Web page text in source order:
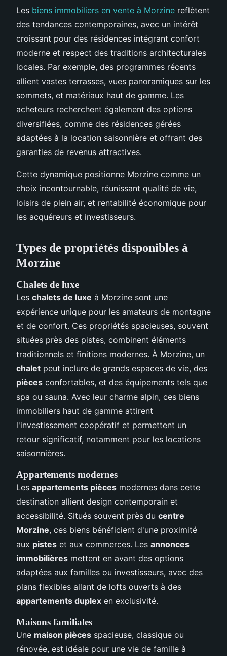
Les biens immobiliers en vente à Morzine reflètent
des tendances contemporaines, avec un intérêt
croissant pour des résidences intégrant confort
moderne et respect des traditions architecturales
locales. Par exemple, des programmes récents
allient vastes terrasses, vues panoramiques sur les
sommets, et matériaux haut de gamme. Les
acheteurs recherchent également des options
diversifiées, comme des résidences gérées
adaptées à la location saisonnière et offrant des
garanties de revenus attractives.
Cette dynamique positionne Morzine comme un
choix incontournable, réunissant qualité de vie,
loisirs de plein air, et rentabilité économique pour
les acquéreurs et investisseurs.
Types de propriétés disponibles à
Morzine
Chalets de luxe
Les chalets de luxe à Morzine sont une
expérience unique pour les amateurs de montagne
et de confort. Ces propriétés spacieuses, souvent
situées près des pistes, combinent éléments
traditionnels et finitions modernes. À Morzine, un
chalet peut inclure de grands espaces de vie, des
pièces confortables, et des équipements tels que
spa ou sauna. Avec leur charme alpin, ces biens
immobiliers haut de gamme attirent
l'investissement coopératif et permettent un
retour significatif, notamment pour les locations
saisonnières.
Appartements modernes
Les appartements pièces modernes dans cette
destination allient design contemporain et
accessibilité. Situés souvent près du centre
Morzine, ces biens bénéficient d'une proximité
aux pistes et aux commerces. Les annonces
immobilières mettent en avant des options
adaptées aux familles ou investisseurs, avec des
plans flexibles allant de lofts ouverts à des
appartements duplex en exclusivité.
Maisons familiales
Une maison pièces spacieuse, classique ou
rénovée, est idéale pour une vie de famille à